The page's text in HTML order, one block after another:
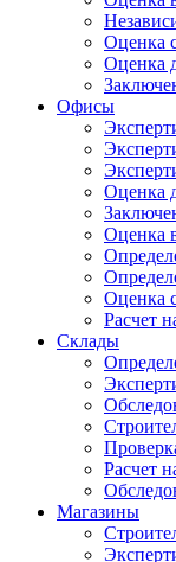
Оценка
Оценка
Офисы
Оценка
Оценка
Оценка
Расчет
Склады
Расчет
Магазины